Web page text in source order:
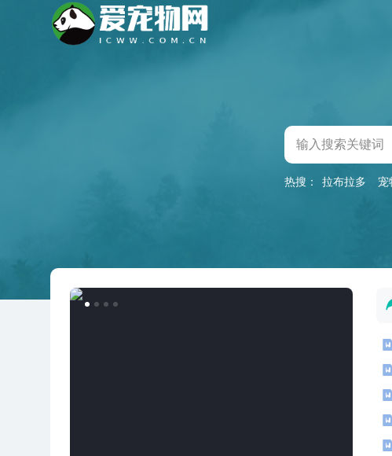
热搜： 拉布拉多 宠